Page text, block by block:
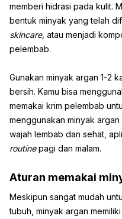
memberi hidrasi pada kulit.
bentuk minyak yang telah
skincare, atau menjadi
pelembab.
Gunakan minyak argan 1-2
bersih. Kamu bisa
memakai krim pelembab
menggunakan minyak
wajah lembab dan sehat,
routinepagi dan malam.
Aturan memakai
Meskipun sangat mudah
tubuh, minyak argan